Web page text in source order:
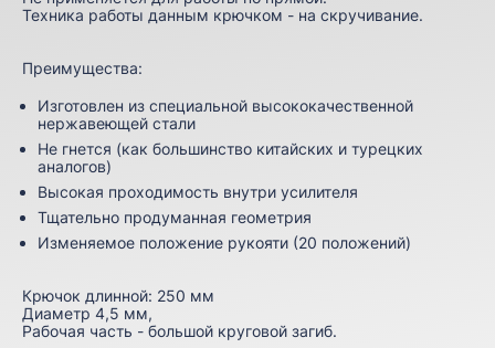
Техника работы данным крючком - на скручивание.
Преимущества:
Изготовлен из специальной высококачественной
нержавеющей стали
Не гнется (как большинство китайских и турецких
аналогов)
Высокая проходимость внутри усилителя
Тщательно продуманная геометрия
Изменяемое положение рукояти (20 положений)
Крючок длинной: 250 мм
Диаметр 4,5 мм,
Рабочая часть - большой круговой загиб.